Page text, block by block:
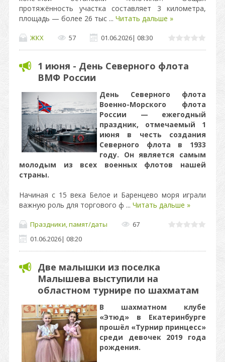
протяжённость участка составляет 3 километра,
площадь — более 26 тыс ... Читать дальше »
ЖКХ 57 01.06.2026| 08:30
1 июня - День Северного флота
ВМФ России
День Северного флота
Военно-Морского флота
России — ежегодный
праздник, отмечаемый 1
июня в честь создания
Северного флота в 1933
году. Он является самым
молодым из всех военных флотов нашей
страны.
Начиная с 15 века Белое и Баренцево моря играли
важную роль для торгового ф ... Читать дальше »
Праздники, памят/даты
67
01.06.2026| 08:20
Две малышки из поселка
Малышева выступили на
областном турнире по шахматам
В шахматном клубе
«Этюд» в Екатеринбурге
прошёл «Турнир принцесс»
среди девочек 2019 года
рождения.